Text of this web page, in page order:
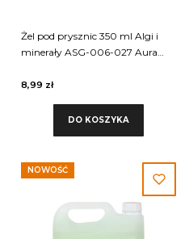
Żel pod prysznic 350 ml Algi i
minerały ASG-006-027 Aura
8,99 zł
DO KOSZYKA
NOWOŚĆ